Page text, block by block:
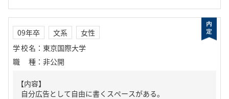
09年卒 文系
女性
学校名 ： 東京国際大学
職種 ： 非公開
【内容】
自分広告として自由に書くスペースがある。